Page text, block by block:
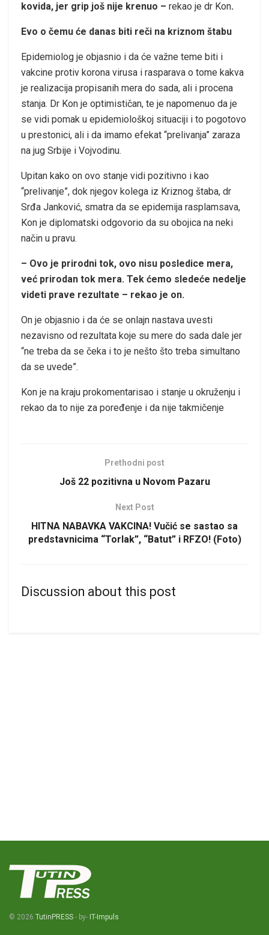
kovida, jer grip još nije krenuo – rekao je dr Kon.
Evo o čemu će danas biti reči na kriznom štabu
Epidemiolog je objasnio i da će važne teme biti i
vakcine protiv korona virusa i rasparava o tome kakva
je realizacija propisanih mera do sada, ali i procena
stanja. Dr Kon je optimističan, te je napomenuo da je
se vidi pomak u epidemiološkoj situaciji i to pogotovo
u prestonici, ali i da imamo efekat “prelivanja” zaraza
na jug Srbije i Vojvodinu.
Upitan kako on ovo stanje vidi pozitivno i kao
“prelivanje”, dok njegov kolega iz Kriznog štaba, dr
Srđa Janković, smatra da se epidemija rasplamsava,
Kon je diplomatski odgovorio da su obojica na neki
način u pravu.
– Ovo je prirodni tok, ovo nisu posledice mera,
već prirodan tok mera. Tek ćemo sledeće nedelje
videti prave rezultate – rekao je on.
On je objasnio i da će se onlajn nastava uvesti
nezavisno od rezultata koje su mere do sada dale jer
“ne treba da se čeka i to je nešto što treba simultano
da se uvede”.
Kon je na kraju prokomentarisao i stanje u okruženju i
rekao da to nije za poređenje i da nije takmičenje
Prethodni post
Još 22 pozitivna u Novom Pazaru
Next Post
HITNA NABAVKA VAKCINA! Vučić se sastao sa
predstavnicima “Torlak”, “Batut” i RFZO! (Foto)
Discussion about this post
© 2026 TutinPRESS - by- IT-Impuls